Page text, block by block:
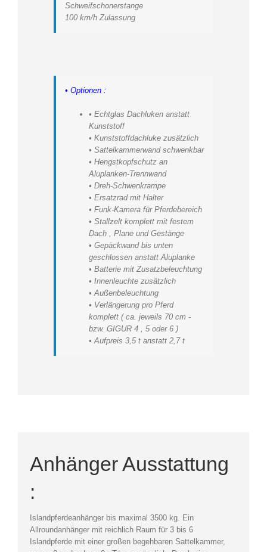
Schweifschonerstange
100 km/h Zulassung
• Optionen :
• Echtglas Dachluken anstatt
Kunststoff
• Kunststoffdachluke zusätzlich
• Sattelkammerwand schwenkbar
• Hengstkopfschutz an
Aluplanken-Trennwand
• Dreh-Schwenkrampe
• Ersatzrad mit Halter
• Funk-Kamera für Pferdebereich
• Stallzelt komplett mit festem
Dach , Plane und Gestänge
• Gepäckwand bis unten
geschlossen anstatt Aluplanke
• Batterie mit Zusatzbeleuchtung
• Innenleuchte zusätzlich
• Außenbeleuchtung
• Verlängerung pro Pferd
komplett ( ca. jeweils 70 cm -
bzw. GIGUR 4 , 5 oder 6 )
• Aufpreis 3,5 t anstatt 2,7 t
Anhänger Ausstattung
:
Islandpferdeanhänger bis maximal 3500 kg. Ein
Allroundanhänger mit reichlich Raum für 3 bis 6
Islandpferde mit einer großen begehbaren Sattelkammer,